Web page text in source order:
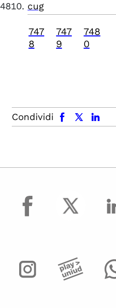
cug
747
8
747
9
748
0
Condividi
facebook x.com linkedin
facebook